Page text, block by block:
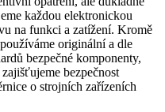
každou elektronickou
na funkci a zatížení. Kromě
originální a dle
bezpečné komponenty,
bezpečnost
o strojních zařízeních